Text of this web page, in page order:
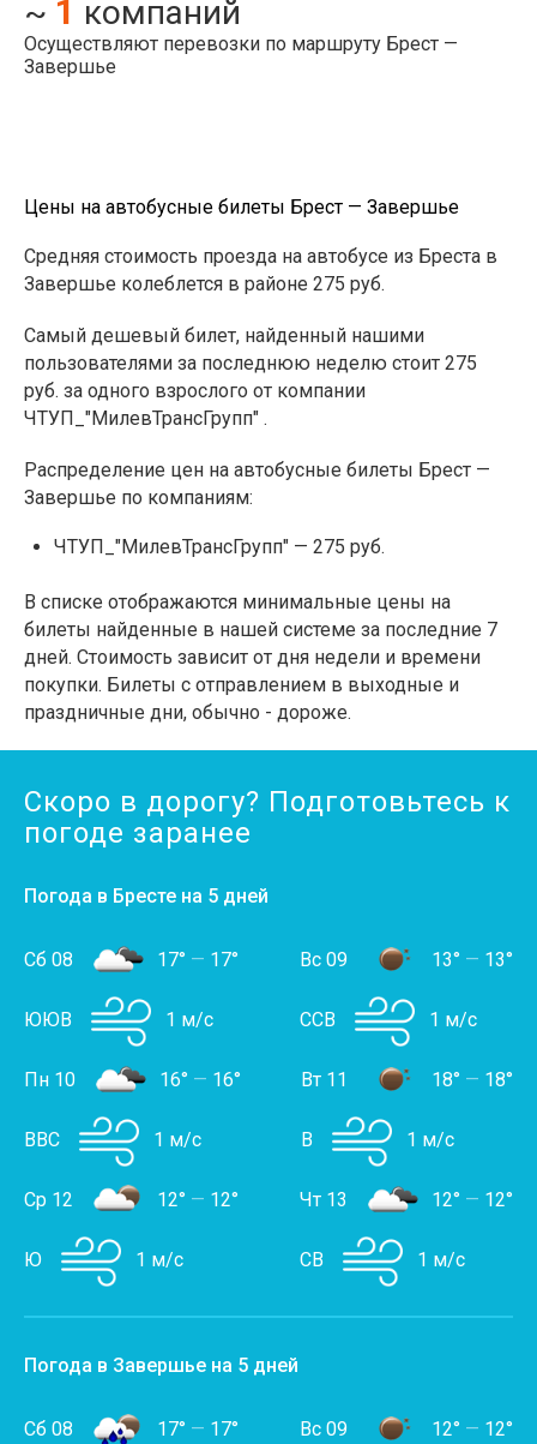
~ 1 компаний
Осуществляют перевозки по маршруту Брест —
Завершье
Цены на автобусные билеты Брест — Завершье
Средняя стоимость проезда на автобусе из Бреста в
Завершье колеблется в районе 275 руб.
Самый дешевый билет, найденный нашими
пользователями за последнюю неделю стоит 275
руб. за одного взрослого от компании
ЧТУП_"МилевТрансГрупп" .
Распределение цен на автобусные билеты Брест —
Завершье по компаниям:
ЧТУП_"МилевТрансГрупп" — 275 руб.
В списке отображаются минимальные цены на
билеты найденные в нашей системе за последние 7
дней. Стоимость зависит от дня недели и времени
покупки. Билеты с отправлением в выходные и
праздничные дни, обычно - дороже.
Скоро в дорогу? Подготовьтесь к
погоде заранее
Погода в Бресте на 5 дней
Сб 08 17° — 17°
ЮЮВ 1 м/с
Вс 09 13° — 13°
ССВ 1 м/с
Пн 10 16° — 16°
ВВС 1 м/с
Вт 11 18° — 18°
В 1 м/с
Ср 12 12° — 12°
Ю 1 м/с
Чт 13 12° — 12°
СВ 1 м/с
Погода в Завершье на 5 дней
Сб 08 17° — 17° Вс 09 12° — 12°